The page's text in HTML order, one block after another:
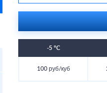
-5 °C
100 руб/куб